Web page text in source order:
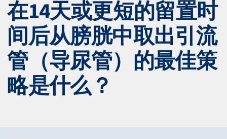
在14天或更短的留置时
间后从膀胱中取出引流
管（导尿管）的最佳策
略是什么？